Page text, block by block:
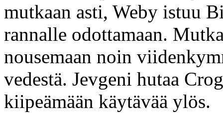
mutkaan asti, Weby istuu
rannalle odottamaan.
nousemaan noin
vedestä. Jevgeni hutaa
kiipeämään käytävää ylös.